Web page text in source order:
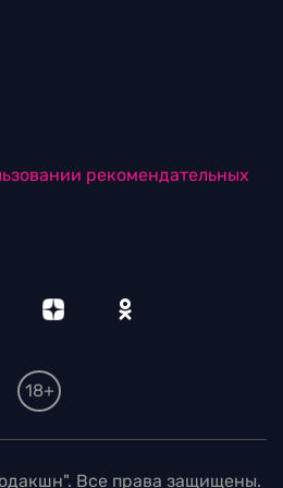
рекомендательных
18+
Все права защищены.